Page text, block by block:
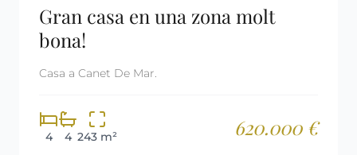
Gran casa en una zona molt
bona!
Casa a Canet De Mar.
4 4 243 m² 620.000 €